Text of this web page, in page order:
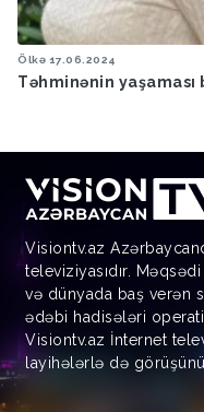
Ölkə 17.06.2024
Təhminənin yaşaması
Visiontv.az
televiziyasıdır.
və dünyada baş verən
ədəbi hadisələri
Visiontv.az İnternet
layihələrlə də